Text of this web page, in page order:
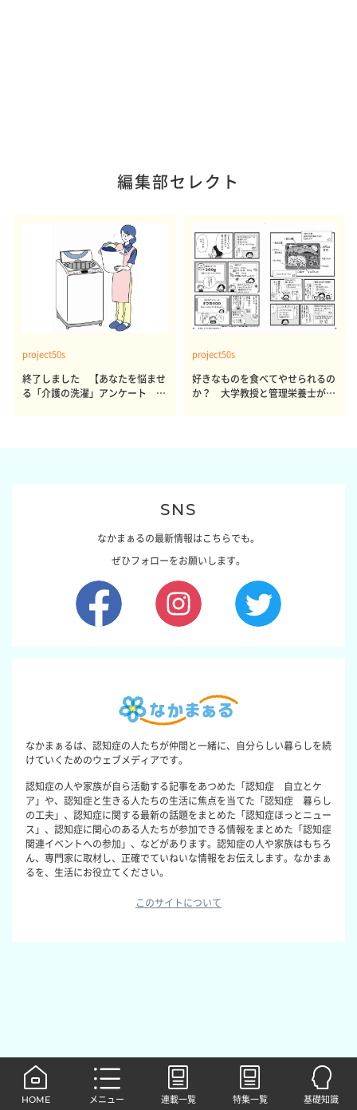
HOME メニュー 連載一覧 特集一覧 基礎知識
編集部セレクト
project50s
終了しました 【あなたを悩ませ
る「介護の洗濯」アンケート 体
project50s
好きなものを食べてやせられるの
か？ 大学教授と管理栄養士が出
SNS
なかまぁるの最新情報はこちらでも。
ぜひフォローをお願いします。
なかまぁるは、認知症の人たちが仲間と一緒に、自分らしい暮らしを続
けていくためのウェブメディアです。
認知症の人や家族が自ら活動する記事をあつめた「認知症 自立とケ
ア」や、認知症と生きる人たちの生活に焦点を当てた「認知症 暮らし
の工夫」、認知症に関する最新の話題をまとめた「認知症ほっとニュー
ス」、認知症に関心のある人たちが参加できる情報をまとめた「認知症
関連イベントへの参加」、などがあります。認知症の人や家族はもちろ
ん、専門家に取材し、正確でていねいな情報をお伝えします。なかまぁ
るを、生活にお役立てください。
このサイトについて